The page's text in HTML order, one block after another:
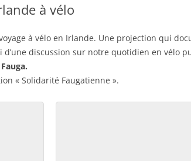
à vélo
à vélo en Irlande. Une projection qui
d’une discussion sur notre quotidien en vélo
« Solidarité Faugatienne ».